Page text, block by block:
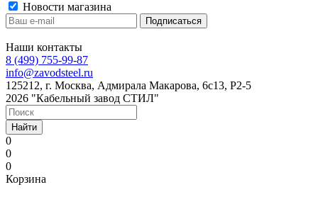
Новости магазина
Наши контакты
8 (499) 755-99-87
info@zavodsteel.ru
125212, г. Москва, Адмирала Макарова, 6с13, Р2-5
2026 "Кабельный завод СТИЛ"
Найти
0
0
0
Корзина